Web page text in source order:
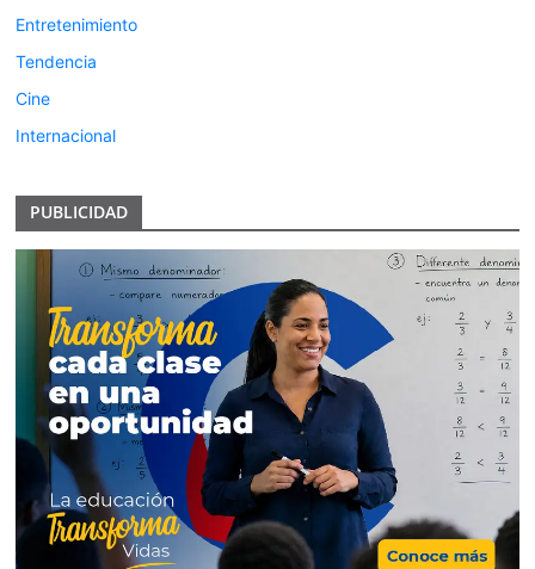
Entretenimiento
Tendencia
Cine
Internacional
PUBLICIDAD